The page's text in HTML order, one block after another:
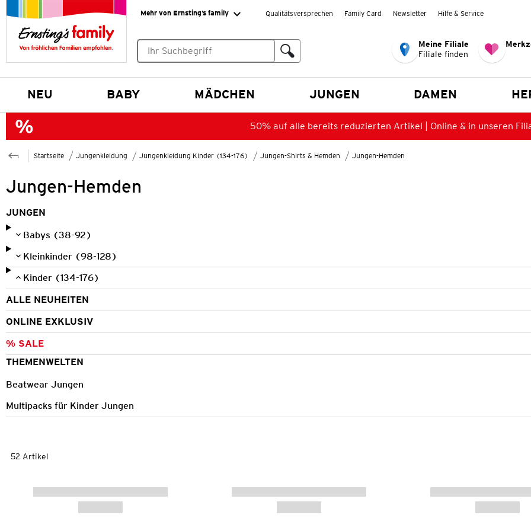
Mehr von Ernsting’s family Qualitätsversprechen Family Card Newsletter Hilfe & Service
Meine Filiale
Filiale finden
NEU BABY MÄDCHEN JUNGEN DAMEN
50% auf alle bereits reduzierten Artikel | Online & in unseren
Startseite Jungenkleidung Jungenkleidung Kinder (134-176) Jungen-Shirts & Hemden Jungen-Hemden
Jungen-Hemden
JUNGEN
Babys (38-92)
Kleinkinder (98-128)
Kinder (134-176)
ALLE NEUHEITEN
ONLINE EXKLUSIV
% SALE
THEMENWELTEN
Beatwear Jungen
Multipacks für Kinder Jungen
52 Artikel